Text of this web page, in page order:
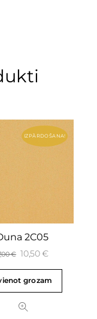
IZPĀRDOŠANA!
2C05
€ 10,50€
grozam